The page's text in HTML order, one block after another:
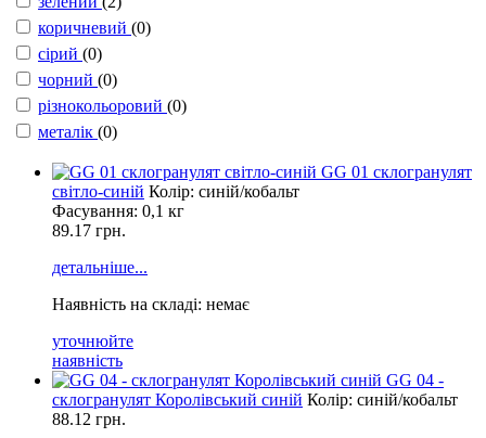
коричневий (0)
сірий (0)
чорний (0)
різнокольоровий (0)
металік (0)
GG 01 склогранулят
світло-синій Колір: синій/кобальт
Фасування: 0,1 кг
89.17 грн.
детальніше...
Наявність на складі: немає
уточнюйте
наявність
GG 04 -
склогранулят Королівський синій Колір: синій/кобальт
88.12 грн.